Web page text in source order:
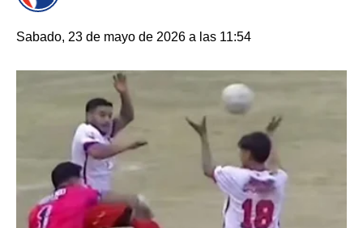
Sabado, 23 de mayo de 2026 a las 11:54